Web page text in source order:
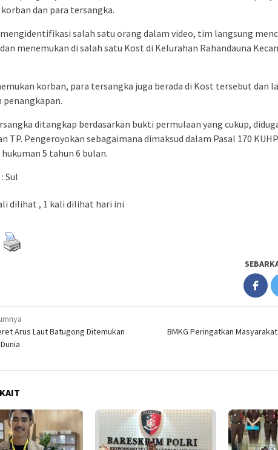
dan para tersangka.
salah satu orang dalam video, tim langsung
menemukan di salah satu Kost di Kelurahan Rahandauna
korban, para tersangka juga berada di Kost tersebut dan
penangkapan.
ditangkap berdasarkan bukti permulaan yang cukup,
TP. Pengeroyokan sebagaimana dimaksud dalam Pasal 170
5 tahun 6 bulan.
Sul
dilihat , 1 kali dilihat hari ini
Arus Laut Batugong Ditemukan
BMKG Peringatkan